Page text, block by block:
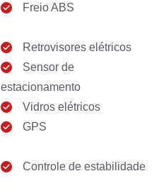
Freio ABS
Retrovisores elétricos
Sensor de
estacionamento
Vidros elétricos
GPS
Controle de estabilidade